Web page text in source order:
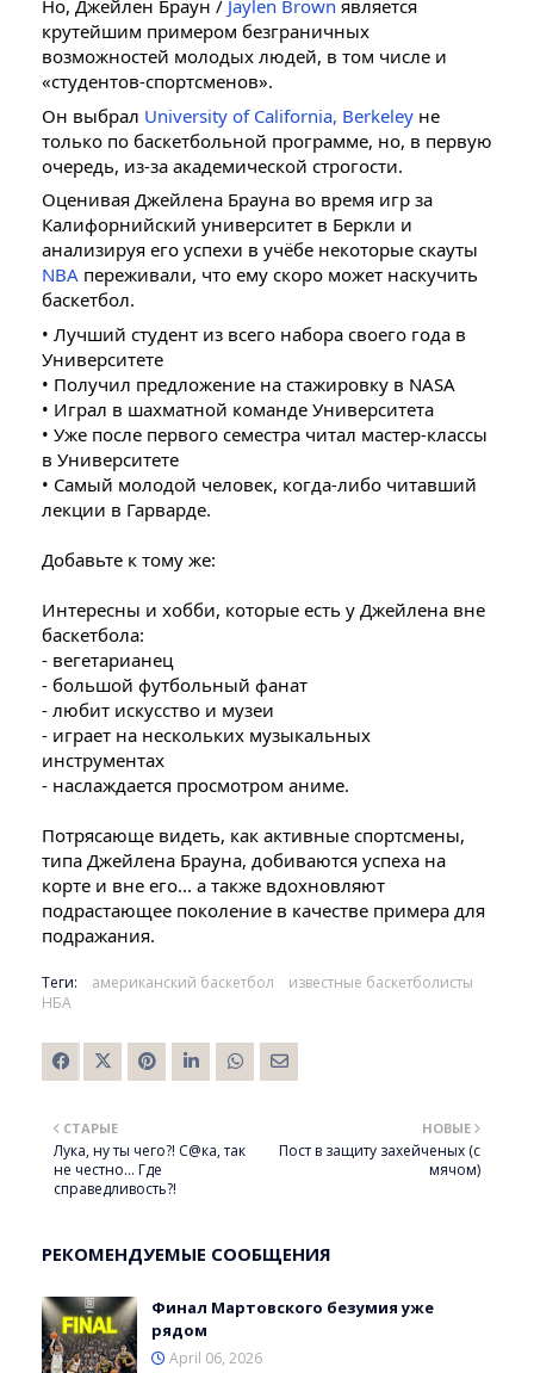
Но, Джейлен Браун / Jaylen Brown является
крутейшим примером безграничных
возможностей молодых людей, в том числе и
«студентов-спортсменов».
Он выбрал University of California, Berkeley не
только по баскетбольной программе, но, в первую
очередь, из-за академической строгости.
Оценивая Джейлена Брауна во время игр за
Калифорнийский университет в Беркли и
анализируя его успехи в учёбе некоторые скауты
NBA переживали, что ему скоро может наскучить
баскетбол.
• Лучший студент из всего набора своего года в
Университете
• Получил предложение на стажировку в NASA
• Играл в шахматной команде Университета
• Уже после первого семестра читал мастер-классы
в Университете
• Самый молодой человек, когда-либо читавший
лекции в Гарварде.
Добавьте к тому же:
Интересны и хобби, которые есть у Джейлена вне
баскетбола:
- вегетарианец
- большой футбольный фанат
- любит искусство и музеи
- играет на нескольких музыкальных
инструментах
- наслаждается просмотром аниме.
Потрясающе видеть, как активные спортсмены,
типа Джейлена Брауна, добиваются успеха на
корте и вне его... а также вдохновляют
подрастающее поколение в качестве примера для
подражания.
Теги: американский баскетбол
известные баскетболисты
НБА
НОВЫЕ
Пост в защиту захейченых (с
мячом)
СТАРЫЕ
Лука, ну ты чего?! С@ка, так
не честно... Где
справедливость?!
РЕКОМЕНДУЕМЫЕ СООБЩЕНИЯ
Финал Мартовского безумия уже
рядом
April 06, 2026